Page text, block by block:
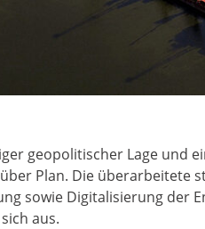
geopolitischer Lage und
Plan. Die überarbeitete
sowie Digitalisierung der
aus.